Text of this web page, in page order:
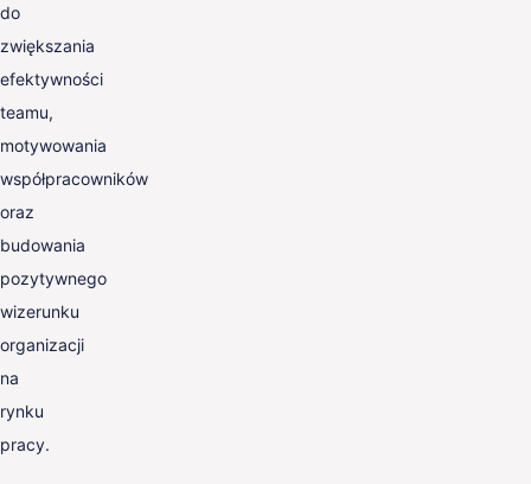
do
zwiększania
efektywności
teamu,
motywowania
współpracowników
oraz
budowania
pozytywnego
wizerunku
organizacji
na
rynku
pracy.